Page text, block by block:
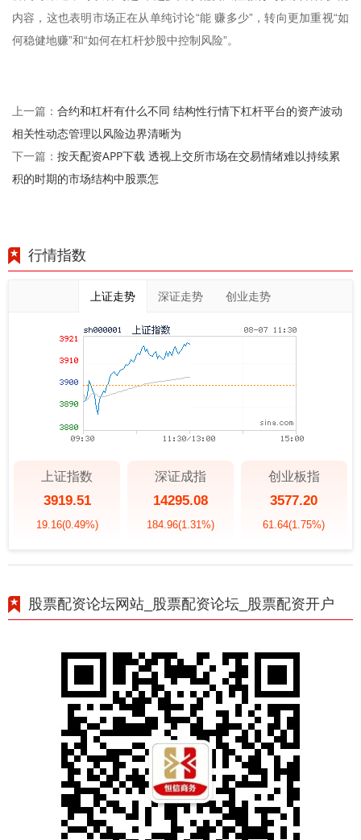
内容，这也表明市场正在从单纯讨论“能 赚多少”，转向更加重视“如
何稳健地赚”和“如何在杠杆炒股中控制风险”。
上一篇： 合约和杠杆有什么不同 结构性行情下杠杆平台的资产波动
相关性动态管理以风险边界清晰为
下一篇： 按天配资APP下载 透视上交所市场在交易情绪难以持续累
积的时期的市场结构中股票怎
行情指数
上证走势 深证走势 创业走势
上证指数
3919.51
19.16(0.49%)
深证成指
14295.08
184.96(1.31%)
创业板指
3577.20
61.64(1.75%)
股票配资论坛网站_股票配资论坛_股票配资开户